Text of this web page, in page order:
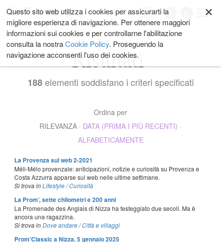
ai
contenuti.
|
Salta
alla
navigazione
My ×
Questo sito web utilizza i cookies per assicurarti la
migliore esperienza di navigazione. Per ottenere maggiori
informazioni sui cookies e per controllarne l'abilitazione
consulta la nostraCookie Policy. Proseguendo la
navigazione acconsenti l'uso dei cookies.
Risultati
188elementi soddisfano i criteri specificati
Ordina per
RILEVANZA · DATA (PRIMA I PIÙ RECENTI) ·
ALFABETICAMENTE
La Provenza sul web 2-2021
Méli-Mélo provenzale: anticipazioni, notizie e curiosità su Provenza e
Costa Azzurra apparse sul web nelle ultime settimane.
Si trova in Lifestyle /Curiosità
La Prom’, sette chilometri e 200 anni
La Promenade des Anglais di Nizza ha festeggiato due secoli. Ma è
ancora una ragazzina.
Si trova in Dove andare /Città e villaggi
Prom'Classic a Nizza, 5 gennaio 2025